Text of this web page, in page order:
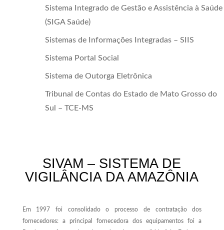
Sistema Integrado de Gestão e Assistência à Saúde
(SIGA Saúde)
Sistemas de Informações Integradas – SIIS
Sistema Portal Social
Sistema de Outorga Eletrônica
Tribunal de Contas do Estado de Mato Grosso do
Sul – TCE-MS
SIVAM – SISTEMA DE
VIGILÂNCIA DA AMAZÔNIA
Em 1997 foi consolidado o processo de contratação dos
fornecedores: a principal fornecedora dos equipamentos foi a